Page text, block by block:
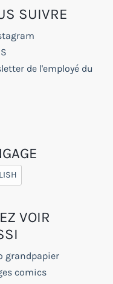
SUIVRE
de l'employé du
VOIR
grandpapier
comics